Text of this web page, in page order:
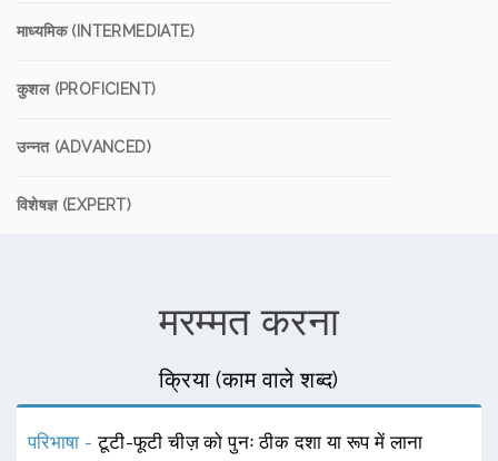
माध्यमिक (INTERMEDIATE)
कुशल (PROFICIENT)
उन्नत (ADVANCED)
विशेषज्ञ (EXPERT)
मरम्मत करना
क्रिया (काम वाले शब्द)
परिभाषा -टूटी-फूटी चीज़ को पुनः ठीक दशा या रूप में लाना